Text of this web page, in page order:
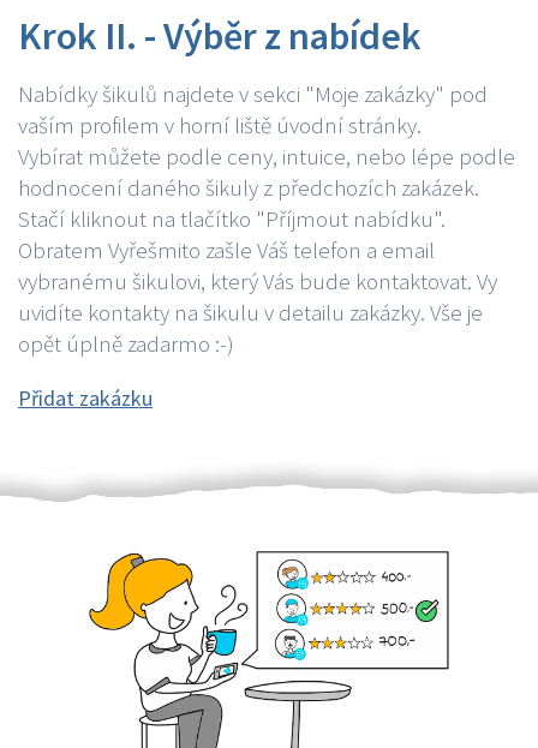
Krok II. - Výběr z nabídek
Nabídky šikulů najdete v sekci "Moje zakázky" pod
vaším profilem v horní liště úvodní stránky.
Vybírat můžete podle ceny, intuice, nebo lépe podle
hodnocení daného šikuly z předchozích zakázek.
Stačí kliknout na tlačítko "Příjmout nabídku".
Obratem Vyřešmito zašle Váš telefon a email
vybranému šikulovi, který Vás bude kontaktovat. Vy
uvidíte kontakty na šikulu v detailu zakázky. Vše je
opět úplně zadarmo :-)
Přidat zakázku